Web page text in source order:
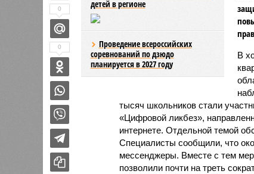
детей в регионе
Проведение всероссийских
соревнований по дзюдо
планируется в 2027 году
В
тысяч школьников стали
«Цифровой ликбез»,
интернете. Отдельной темой
Специалисты сообщили, что
мессенджеры. Вместе с тем
позволили почти на треть
0
0